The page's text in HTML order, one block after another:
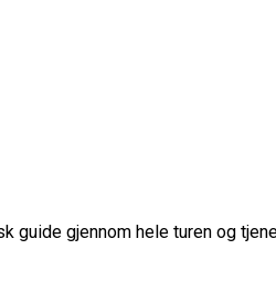
guide gjennom hele turen og